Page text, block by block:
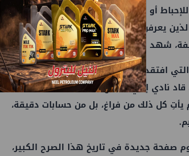
أو التقليل من شأنه، لكنه لم ينهزم
يعرفون جيدًا معنى التحدي، ويحملون همّ
شهد له بها الخصوم قبل الأصدقاء.
افتقدناها كثيرًا، لكنه ما زال يمثل أحد
قاد نادي إنبي ليصبح مدرسة ومؤسسة وقوة
يأتِ كل ذلك من فراغ، بل من حسابات دقيقة،
صفحة جديدة في تاريخ هذا الصرح الكبير،